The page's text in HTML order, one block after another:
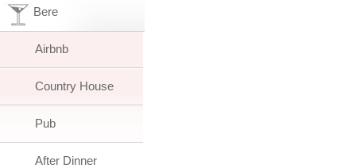
Bere
Airbnb
Country House
Pub
After Dinner